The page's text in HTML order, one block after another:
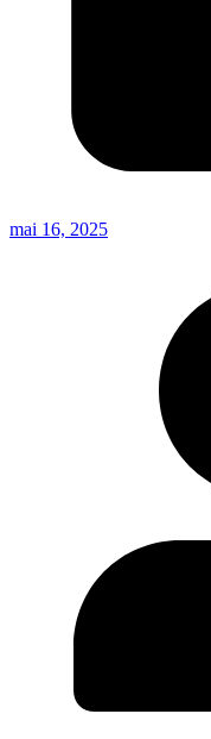
mai 16, 2025